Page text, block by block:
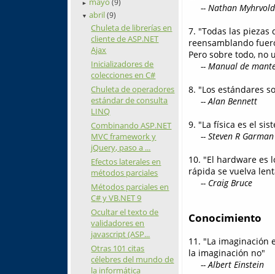
► (9)
▼ abril(9)
Chuleta de librerías en
cliente de ASP.NET
Ajax
Inicializadores de
colecciones en C#
Chuleta de operadores
estándar de consulta
LINQ
Combinando ASP.NET
MVC framework y
jQuery, paso a ...
Efectos laterales en
métodos parciales
Métodos parciales en
C# y VB.NET 9
Ocultar el texto de
validadores en
javascript (ASP...
Otras 101 citas
célebres del mundo de
la informática
-- Nathan Myhrvold
7. "Todas las
reensamblando
Pero sobre todo, no
-- Manual de
8. "Los estándares
-- Alan Bennett
9. "La física es el
-- Steven R Garman
10. "El hardware es
rápida se vuelva
-- Craig Bruce
Conocimiento
11. "La imaginación
la imaginación no"
-- Albert Einstein